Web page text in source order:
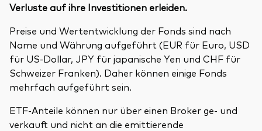
Verluste auf ihre Investitionen erleiden.
Preise und Wertentwicklung der Fonds sind nach
Name und Währung aufgeführt (EUR für Euro, USD
für US-Dollar, JPY für japanische Yen und CHF für
Schweizer Franken). Daher können einige Fonds
mehrfach aufgeführt sein.
ETF-Anteile können nur über einen Broker ge- und
verkauft und nicht an die emittierende